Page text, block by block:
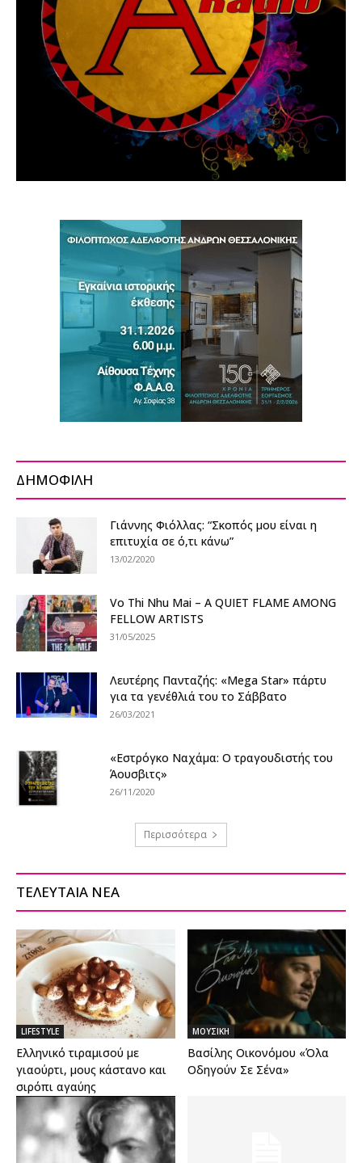
ΔΗΜΟΦΙΛΗ
Γιάννης Φιόλλας: “Σκοπός μου είναι η
επιτυχία σε ό,τι κάνω”
13/02/2020
Vo Thi Nhu Mai – A QUIET FLAME AMONG
FELLOW ARTISTS
31/05/2025
Λευτέρης Πανταζής: «Mega Star» πάρτυ
για τα γενέθλιά του το Σάββατο
26/03/2021
«Εστρόγκο Ναχάμα: Ο τραγουδιστής του
Άουσβιτς»
26/11/2020
Περισσότερα
ΤΕΛΕΥΤΑΙΑ ΝΕΑ
LIFESTYLE
Ελληνικό τιραμισού με
γιαούρτι, μους κάστανο και
σιρόπι αγαύης
ΜΟΥΣΙΚΗ
Βασίλης Οικονόμου «Όλα
Οδηγούν Σε Σένα»